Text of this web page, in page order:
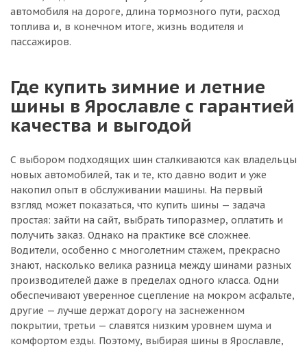
автомобиля на дороге, длина тормозного пути, расход
топлива и, в конечном итоге, жизнь водителя и
пассажиров.
Где купить зимние и летние
шины в Ярославле с гарантией
качества и выгодой
С выбором подходящих шин сталкиваются как владельцы
новых автомобилей, так и те, кто давно водит и уже
накопил опыт в обслуживании машины. На первый
взгляд может показаться, что купить шины — задача
простая: зайти на сайт, выбрать типоразмер, оплатить и
получить заказ. Однако на практике всё сложнее.
Водители, особенно с многолетним стажем, прекрасно
знают, насколько велика разница между шинами разных
производителей даже в пределах одного класса. Одни
обеспечивают уверенное сцепление на мокром асфальте,
другие — лучше держат дорогу на заснеженном
покрытии, третьи — славятся низким уровнем шума и
комфортом езды. Поэтому, выбирая шины в Ярославле,